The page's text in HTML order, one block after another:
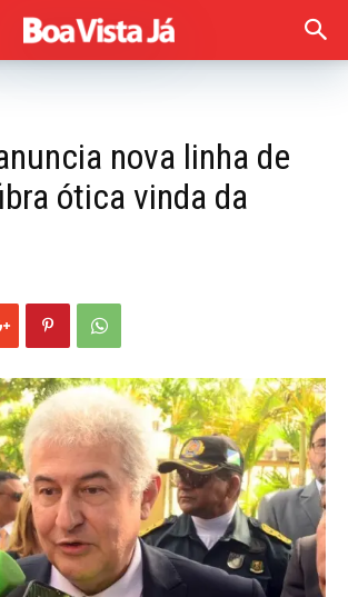
nova linha de
ótica vinda da